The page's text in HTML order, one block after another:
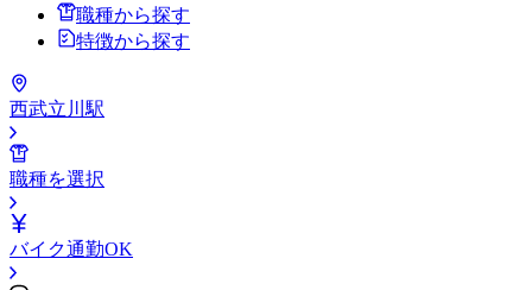
職種から探す
特徴から探す
西武立川駅
職種を選択
バイク通勤OK